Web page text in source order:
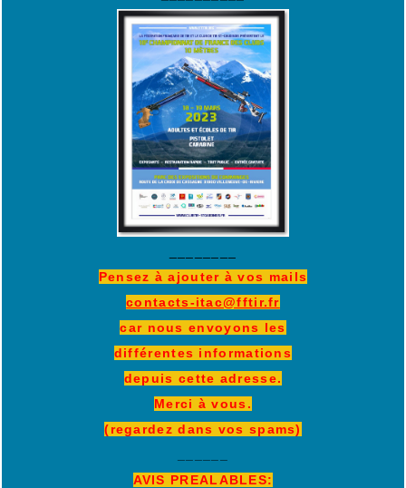
Pensez à ajouter à vos mails
contacts-itac@fftir.fr
car nous envoyons les
différentes informations
depuis cette adresse.
Merci à vous.
(regardez dans vos spams)
AVIS PREALABLES: